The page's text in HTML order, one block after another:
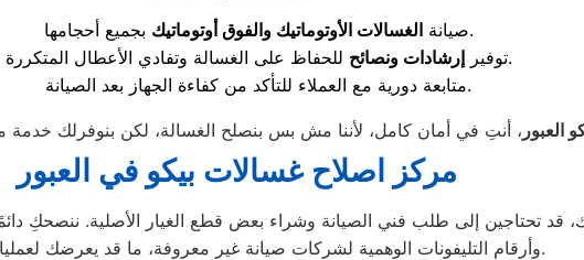
صيانةالغسالات الأوتوماتيك والفوق أوتوماتيك
بجميع أحجامها.
توفيرإرشادات ونصائح
للحفاظ على الغسالة وتفادي الأعطال المتكررة.
متابعة دورية مع العملاء للتأكد من كفاءة الجهاز بعد الصيانة.
العبور
مركز اصلاح غسالات بيكو في العبور
قد تحتاجين إلى طلب فني الصيانة وشراء بعض قطع الغيار الأصلية. ننصحكِ دائمًا
وأرقام التليفونات الوهمية لشركات صيانة غير معروفة، ما قد يعرضك لعمليات النصب.